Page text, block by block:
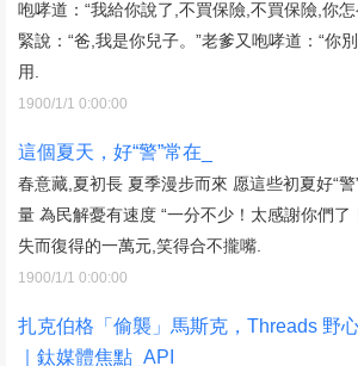
咆哮道：“我給你說了,不買保險,不買保險,你
緊說：“爸,我是你兒子。”老爹又咆哮道：“你
用.
1900/1/1 0:00:00
這個夏天，好“警”常在_
春意藏,夏初長 夏季漫步而來 愿這些初夏好“
量 為民解憂有速度 “一分不少！太感謝你們了
失而復得的一萬元,笑得合不攏嘴.
1900/1/1 0:00:00
扎克伯格「偷襲」馬斯克，Threads 野
｜鈦媒體焦點_API